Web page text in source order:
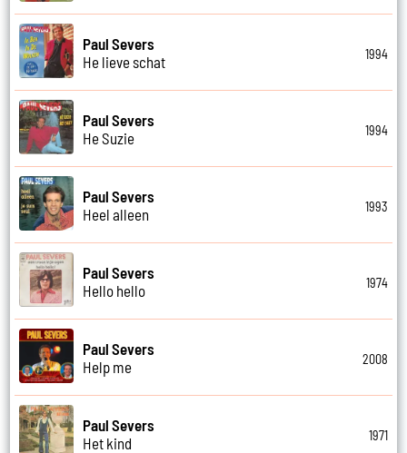
Paul Severs
He lieve schat
1994
Paul Severs
He Suzie
1994
Paul Severs
Heel alleen
1993
Paul Severs
Hello hello
1974
Paul Severs
Help me
2008
Paul Severs
Het kind
1971